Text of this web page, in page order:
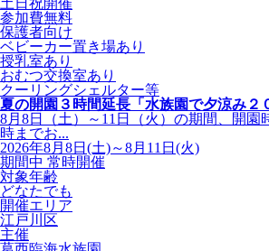
土日祝開催
参加費無料
保護者向け
ベビーカー置き場あり
授乳室あり
おむつ交換室あり
クーリングシェルター等
夏の開園３時間延長「水族園で夕涼み２
8月8日（土）～11日（火）の期間、開園
時までお...
2026年8月8日(土)～8月11日(火)
期間中 常時開催
対象年齢
どなたでも
開催エリア
江戸川区
主催